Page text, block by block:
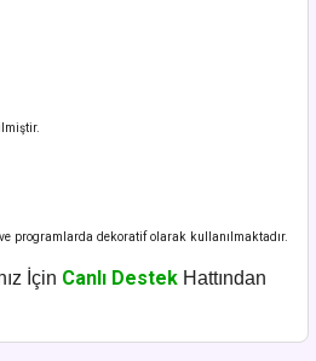
programlarda dekoratif olarak kullanılmaktadır.
İçin Canlı Destek Hattından